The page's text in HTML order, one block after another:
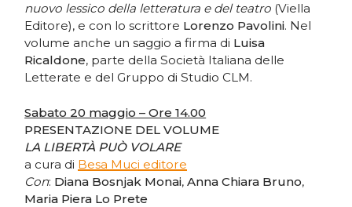
nuovo lessico della letteratura e del teatro (Viella
Editore), e con lo scrittore Lorenzo Pavolini. Nel
volume anche un saggio a firma di Luisa
Ricaldone, parte della Società Italiana delle
Letterate e del Gruppo di Studio CLM.
Sabato 20 maggio – Ore 14.00
PRESENTAZIONE DEL VOLUME
LA LIBERTÀ PUÒ VOLARE
a cura di Besa Muci editore
Con: Diana Bosnjak Monai,Anna Chiara Bruno,
Maria Piera Lo Prete